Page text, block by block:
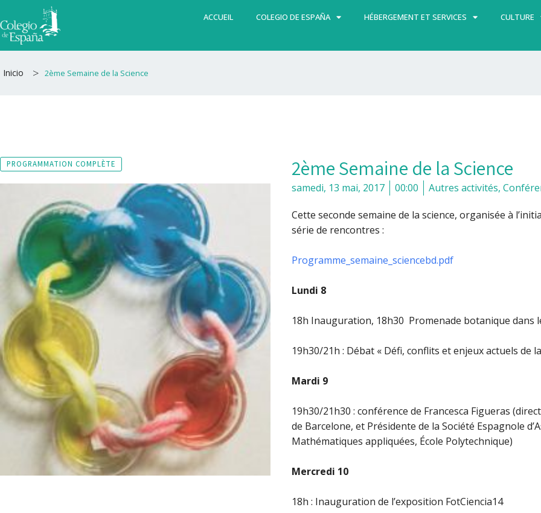
au
contenu
ACCUEIL COLEGIO DE ESPAÑA HÉBERGEMENT ET SERVICES CULTURE
Inicio > 2ème Semaine de la Science
PROGRAMMATION COMPLÈTE 2ème Semaine de la Science
samedi, 13 mai, 2017 00:00 Autres activités,
Cette seconde semaine de la science, organisée à
série de rencontres :
Programme_semaine_sciencebd.pdf
Lundi 8
18h Inauguration, 18h30 Promenade botanique dans
19h30/21h : Débat « Défi, conflits et enjeux actuels de
Mardi 9
19h30/21h30 : conférence de Francesca Figueras
de Barcelone, et Présidente de la Société Espagnole
Mathématiques appliquées, École Polytechnique)
Mercredi 10
18h : Inauguration de l’exposition FotCiencia14